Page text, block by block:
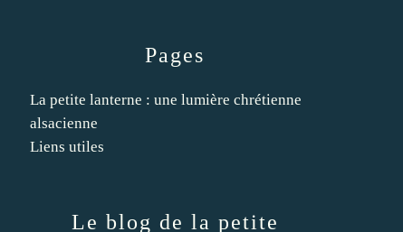
Pages
La petite lanterne : une lumière chrétienne
alsacienne
Liens utiles
Le blog de la petite